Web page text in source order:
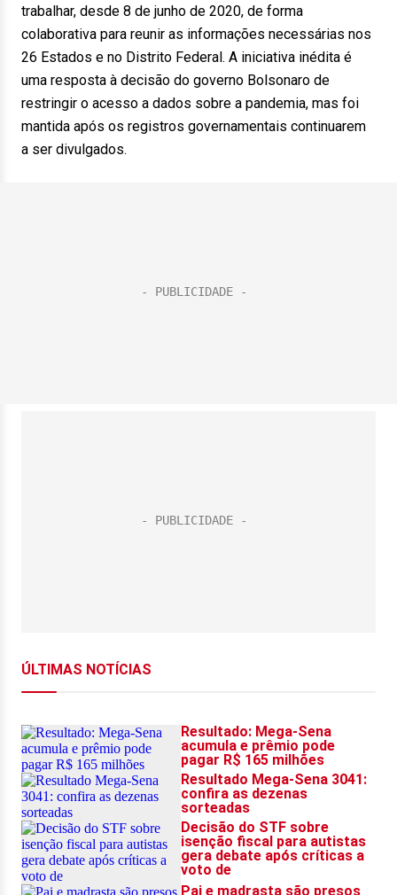
trabalhar, desde 8 de junho de 2020, de forma
colaborativa para reunir as informações necessárias nos
26 Estados e no Distrito Federal. A iniciativa inédita é
uma resposta à decisão do governo Bolsonaro de
restringir o acesso a dados sobre a pandemia, mas foi
mantida após os registros governamentais continuarem
a ser divulgados.